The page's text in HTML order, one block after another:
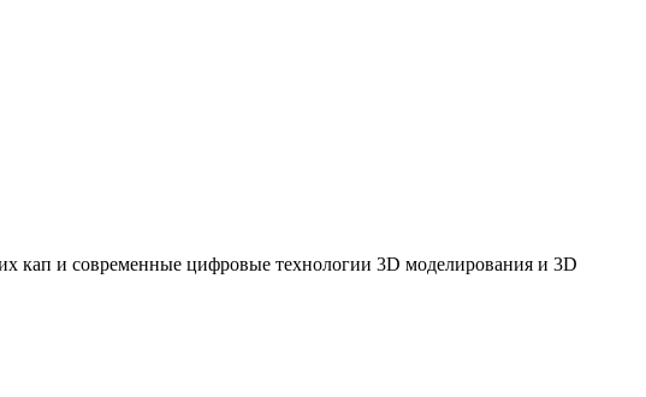
кап и современные цифровые технологии 3D моделирования и 3D